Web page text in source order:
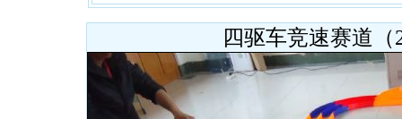
四驱车竞速赛道